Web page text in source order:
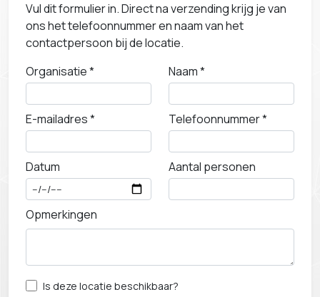
Vul dit formulier in. Direct na verzending krijg je van
ons het telefoonnummer en naam van het
contactpersoon bij de locatie.
Organisatie *
Naam *
E-mailadres * Telefoonnummer *
Datum Aantal personen
Opmerkingen
Is deze locatie beschikbaar?